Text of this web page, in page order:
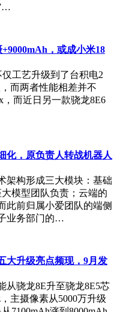
主动权。
关报道作出回应。但据
算设备。这场静悄悄的
术竞争格局。
，或成小米18
工艺升级到了台积电2
而两者性能相差并不
，而近日另一款骁龙8E6
化，原负责人转战机器人
架构形成三大模块：基础
模型团队负责；云端的
此前归属小爱团队的端侧
业务部门的…
大升级亮点频现，9月发
从骁龙8E升至骁龙8E5芯
主摄像素从5000万升级